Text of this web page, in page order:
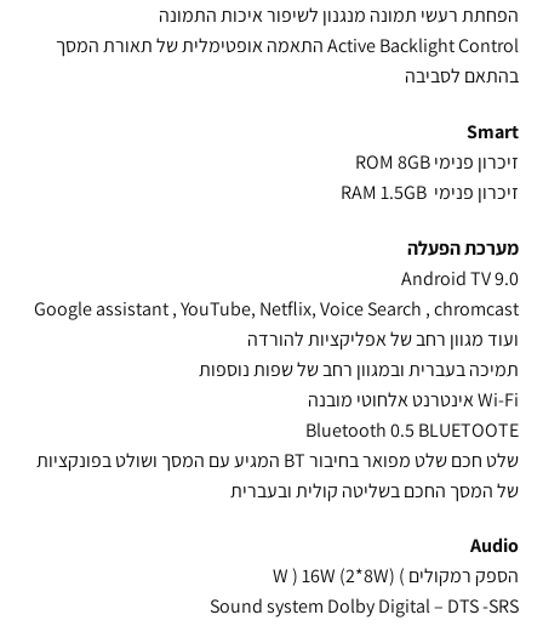
הפחתת רעשי תמונה מנגנון לשיפור איכות התמונה
Active Backlight Control התאמה אופטימלית של תאורת המסך
בהתאם לסביבה
Smart
זיכרון פנימי ROM 8GB
זיכרון פנימי RAM 1.5GB
מערכת הפעלה
Android TV 9.0
Google assistant , YouTube, Netflix, Voice Search , chromcast
ועוד מגוון רחב של אפליקציות להורדה
תמיכה בעברית ובמגוון רחב של שפות נוספות
Wi-Fi אינטרנט אלחוטי מובנה
Bluetooth 0.5 BLUETOOTE
שלט חכם שלט מפואר בחיבור BT המגיע עם המסך ושולט בפונקציות
של המסך החכם בשליטה קולית ובעברית
Audio
הספק רמקולים ) W ) 16W (2*8W)
Sound system Dolby Digital – DTS -SRS